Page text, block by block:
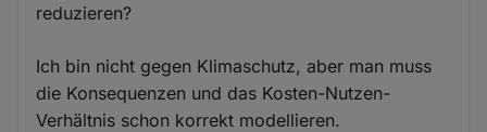
reduzieren?
Ich bin nicht gegen Klimaschutz, aber man muss
die Konsequenzen und das Kosten-Nutzen-
Verhältnis schon korrekt modellieren.